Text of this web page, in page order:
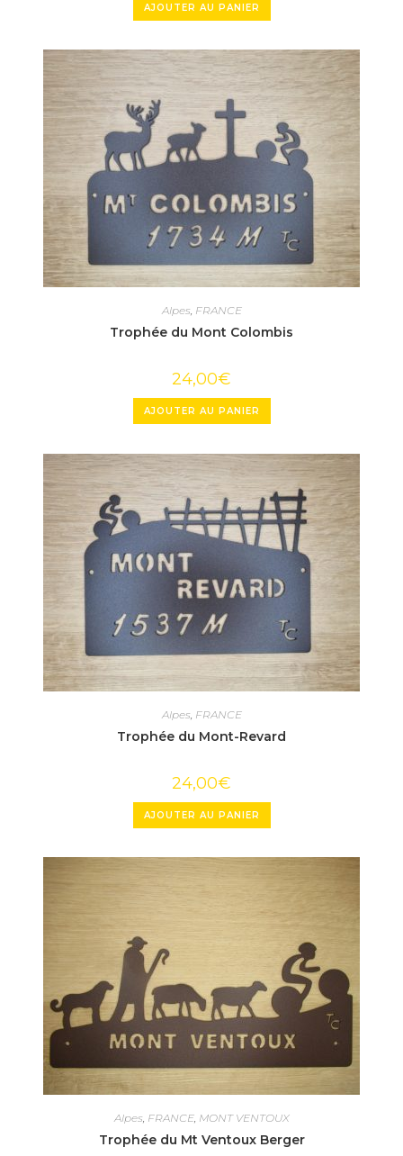
AJOUTER AU PANIER
Alpes, FRANCE
Trophée du Mont Colombis
24,00€
AJOUTER AU PANIER
Alpes FRANCE
Trophée du Mont-Revard
24,00€
AJOUTER AU PANIER
Alpes, FRANCE, MONT VENTOUX
Trophée du Mt Ventoux Berger